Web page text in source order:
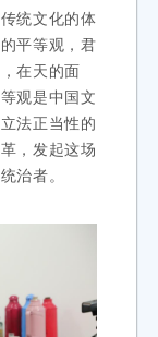
统文化的体
平等观，君
在天的面
观是中国文
法正当性的
，发起这场
治者。